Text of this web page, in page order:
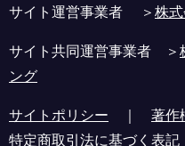
サイト運営事業者 ＞株
サイト共同運営事業者 ＞
ング
サイトポリシー ｜ 著作
特定商取引法に基づく表記